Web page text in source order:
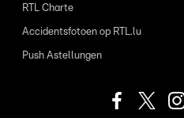
RTL Charte
Accidentsfotoen op RTL.lu
Push Astellungen